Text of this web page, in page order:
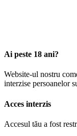
Ai peste 18 ani?
Website-ul nostru
interzise persoanelor
Acces interzis
Accesul tău a fost